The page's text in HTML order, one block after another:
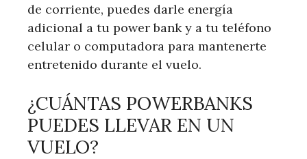
de corriente, puedes darle energía
adicional a tu power bank y a tu teléfono
celular o computadora para mantenerte
entretenido durante el vuelo.
¿CUÁNTAS POWERBANKS
PUEDES LLEVAR EN UN
VUELO?